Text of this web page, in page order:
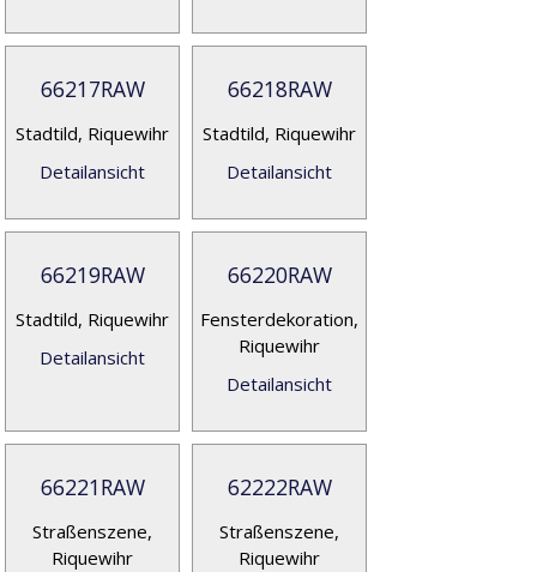
66217RAW
Stadtild, Riquewihr
Detailansicht
66218RAW
Stadtild, Riquewihr
Detailansicht
66219RAW
Stadtild, Riquewihr
Detailansicht
66220RAW
Fensterdekoration,
Riquewihr
Detailansicht
66221RAW
Straßenszene,
Riquewihr
62222RAW
Straßenszene,
Riquewihr